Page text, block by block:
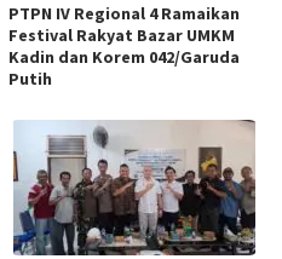
PTPN IV Regional 4 Ramaikan
Festival Rakyat Bazar UMKM
Kadin dan Korem 042/Garuda
Putih